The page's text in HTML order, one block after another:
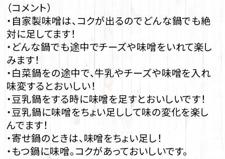
（コメント）
・自家製味噌は、コクが出るのでどんな鍋でも絶
対に足してます！
・どんな鍋でも途中でチーズや味噌をいれて楽し
みます！
・白菜鍋をの途中で、牛乳やチーズや味噌を入れ
味変するとおいしい！
・豆乳鍋をする時に味噌を足すとおいしいです！
・豆乳鍋に味噌をちょい足しして味の変化を楽し
んでます！
・寄せ鍋のときは、味噌をちょい足し！
・もつ鍋に味噌。コクがあっておいしいです。